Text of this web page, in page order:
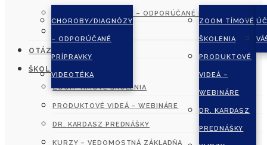
CHOROBY/DIAGNÓZY
– ODPORÚČANÉ
PRÍPRAVKY
VIDEOTÉKA
ZOOM TÍMOVÉ
ŠKOLENIA
PRODUKTOVÉ
VIDEÁ –
WEBINÁRE
DR. KARDASZ
PREDNÁŠKY
CHOROBY/DIAGNÓZY – ODPORÚČANÉ PRÍPRAVKY
OTÁZKY A ODPOVEDE
ŠKOLENIA A KURZY
ZOOM TÍMOVÉ ŠKOLENIA
PRODUKTOVÉ VIDEÁ – WEBINÁRE
DR. KARDASZ PREDNÁŠKY
KURZY – VEDOMOSTNÁ ZÁKLADŇA